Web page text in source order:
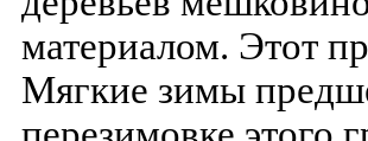
материалом. Этот
Мягкие зимы